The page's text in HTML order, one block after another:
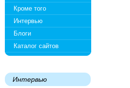
Кроме того
Интервью
Блоги
Каталог сайтов
Интервью